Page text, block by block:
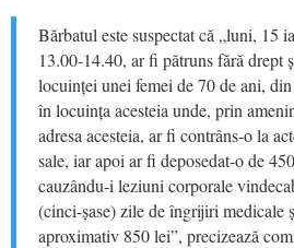
Bărbatul este suspectat că „luni, 15
13.00-14.40, ar fi pătruns fără drept
locuinței unei femei de 70 de ani,
în locuința acesteia unde, prin
adresa acesteia, ar fi contrâns-o la
sale, iar apoi ar fi deposedat-o de
cauzându-i leziuni corporale
(cinci-șase) zile de îngrijiri medicale
aproximativ 850 lei”, precizează